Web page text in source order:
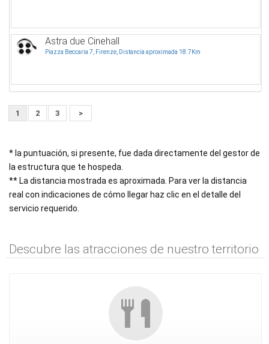
Astra due Cinehall
Piazza Beccaria 7, Firenze, Distancia aproximada 18.7Km
1 2 3 >
* la puntuación, si presente, fue dada directamente del gestor de
la estructura que te hospeda.
** La distancia mostrada es aproximada. Para ver la distancia
real con indicaciones de cómo llegar haz clic en el detalle del
servicio requerido.
Descubre las atracciones de nuestro territorio